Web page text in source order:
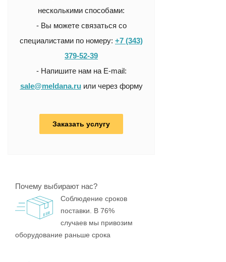
несколькими способами:
- Вы можете связаться со
специалистами по номеру: +7 (343)
379-52-39
- Напишите нам на E-mail:
sale@meldana.ruили через форму
Заказать услугу
Почему выбирают нас?
Соблюдение сроков
поставки. В 76%
случаев мы привозим
оборудование раньше срока